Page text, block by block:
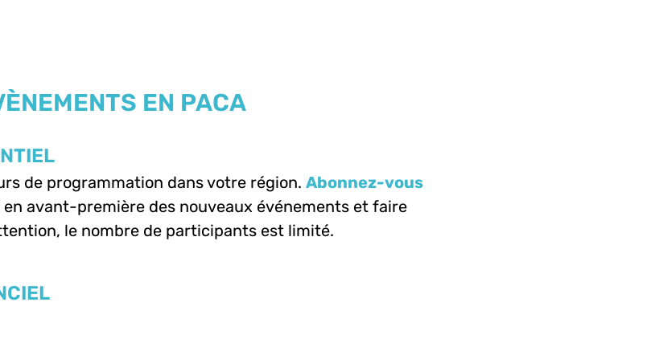
EN PACA
de programmation dans votre région. Abonnez-vous
avant-première des nouveaux événements et faire
le nombre de participants est limité.